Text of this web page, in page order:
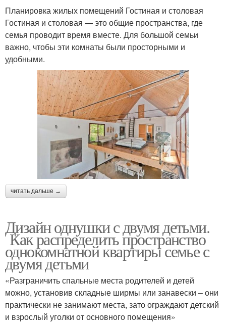
Планировка жилых помещений Гостиная и столовая
Гостиная и столовая — это общие пространства, где
семья проводит время вместе. Для большой семьи
важно, чтобы эти комнаты были просторными и
удобными.
читать дальше →
Дизайн однушки с двумя детьми.
Как распределить пространство
однокомнатной квартиры семье с
двумя детьми
«Разграничить спальные места родителей и детей
можно, установив складные ширмы или занавески – они
практически не занимают места, зато ограждают детский
и взрослый уголки от основного помещения»